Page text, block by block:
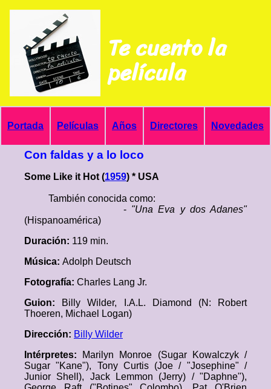
Te cuento la
película
Portada Películas Años Directores Novedades
Con faldas y a lo loco
Some Like it Hot (1959) * USA
También conocida como:
- "Una Eva y dos Adanes"
(Hispanoamérica)
Duración: 119 min.
Música: Adolph Deutsch
Fotografía: Charles Lang Jr.
Guion:
Billy Wilder, I.A.L. Diamond (N: Robert
Thoeren, Michael Logan)
Dirección: Billy Wilder
Intérpretes:
Marilyn Monroe (Sugar Kowalczyk /
Sugar "Kane"), Tony Curtis (Joe / "Josephine" /
Junior Shell), Jack Lemmon (Jerry) / "Daphne"),